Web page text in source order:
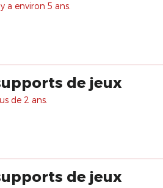
a environ 5 ans.
de jeux
de 2 ans.
de jeux